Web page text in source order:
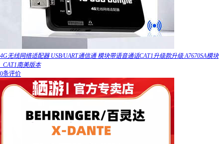
4G无线网络适配器 USB/UART通信通 模块带语音通话CAT1升级款升级 A7670SA模块
_CAT1南美版本
0条评价